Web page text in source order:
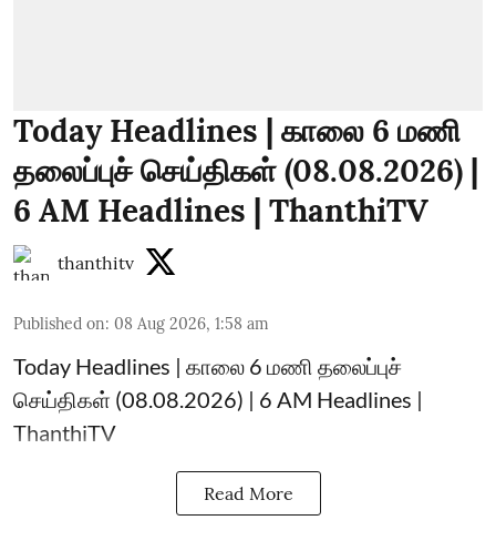
Today Headlines | காலை 6 மணி
தலைப்புச் செய்திகள் (08.08.2026) |
6 AM Headlines | ThanthiTV
thanthitv
Published on: 08 Aug 2026, 1:58 am
Today Headlines | காலை 6 மணி தலைப்புச்
செய்திகள் (08.08.2026) | 6 AM Headlines |
ThanthiTV
Read More